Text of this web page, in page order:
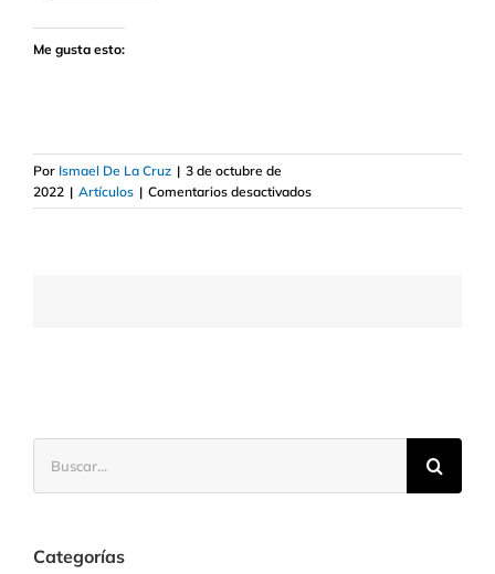
Me gusta esto:
Por Ismael De La Cruz | 3 de octubre de
2022 | Artículos | Comentarios desactivadosen
¿Seguirán
Categorías